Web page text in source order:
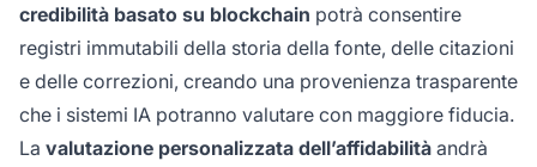
credibilità basato su blockchain potrà consentire
registri immutabili della storia della fonte, delle citazioni
e delle correzioni, creando una provenienza trasparente
che i sistemi IA potranno valutare con maggiore fiducia.
La valutazione personalizzata dell’affidabilità andrà